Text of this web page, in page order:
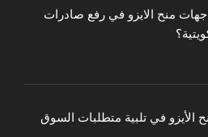
منح الايزو في رفع صادرات
الأيزو في تلبية متطلبات السوق